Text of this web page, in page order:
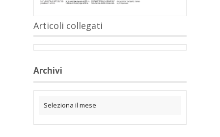
Articoli collegati
Archivi